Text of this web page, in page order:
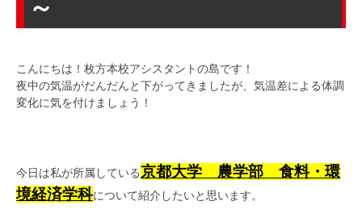
～
こんにちは！枚方本校アシスタントの島です！
夜中の気温がだんだんと下がってきましたが、気温差による体調
変化に気を付けましょう！
今日は私が所属している京都大学 農学部 食料・環
境経済学科について紹介したいと思います。